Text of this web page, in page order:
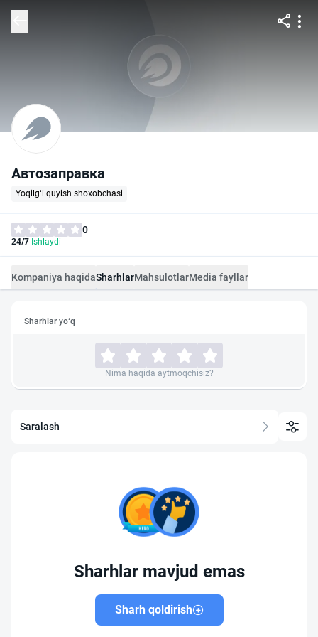
Автозаправка
Yoqilg‘i quyish shoxobchasi
0
24/7 Ishlaydi
Kompaniya haqidaSharhlarMahsulotlarMedia fayllar
Sharhlar yo‘q
Nima haqida aytmoqchisiz?
Saralash
Sharhlar mavjud emas
Sharh qoldirish